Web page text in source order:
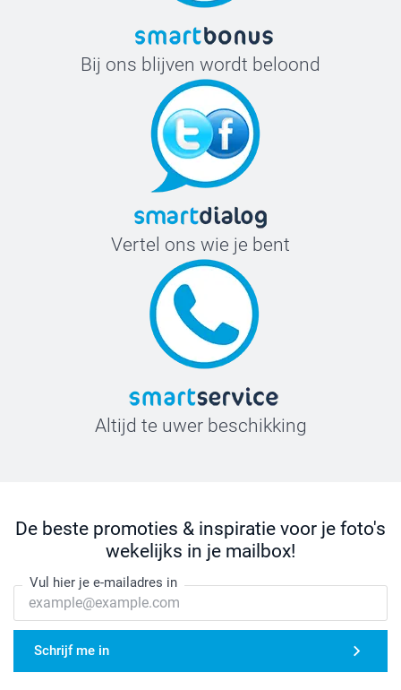
Bij ons blijven wordt beloond
Vertel ons wie je bent
Altijd te uwer beschikking
De beste promoties & inspiratie voor je foto's
wekelijks in je mailbox!
Vul hier je e-mailadres in
Schrijf me in